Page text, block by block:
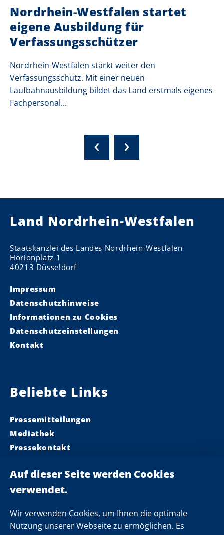
Wir verwenden Cookies, um Ihnen die optimale
Nutzung unserer Webseite zu ermöglichen. Es
Nordrhein-Westfalen startet
eigene Ausbildung für
Verfassungsschützer
Nordrhein-Westfalen stärkt weiter den
Verfassungsschutz. Mit einer neuen
Laufbahnausbildung bildet das Land erstmals eigenes
Fachpersonal...
Land Nordrhein-Westfalen
Staatskanzlei des Landes Nordrhein-Westfalen
Horionplatz 1
40213 Düsseldorf
Impressum
Datenschutzhinweise
Informationen zu Cookies
Datenschutzeinstellungen
Kontakt
Beliebte Links
Pressemitteilungen
Mediathek
Pressekontakt
Landeskabinett
Einsamkeit